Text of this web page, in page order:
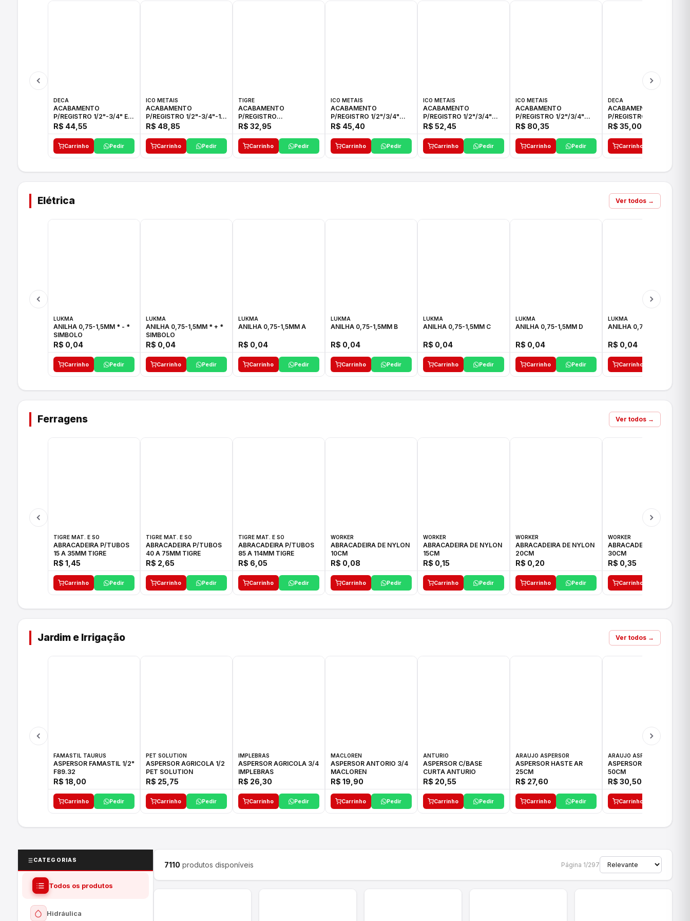
DECA
ACABAMENTO
P/REGISTRO 1/2"-3/4" E
1"C21.PQ DECA
R$ 44,55
Carrinho Pedir
ICO METAIS
ACABAMENTO
P/REGISTRO 1/2"-3/4"-1"
ACB M CS 33 ICO
R$ 48,85
Carrinho Pedir
TIGRE
ACABAMENTO
P/REGISTRO
1/2"-3/4"-1"ELLA CROSS
R$ 32,95
Carrinho Pedir
ICO METAIS
ACABAMENTO
P/REGISTRO 1/2"/3/4"
1416 ACB 33 E ICO
R$ 45,40
Carrinho Pedir
ICO METAIS
ACABAMENTO
P/REGISTRO 1/2"/3/4"
1416 C-50 ICO
R$ 52,45
Carrinho Pedir
ICO METAIS
ACABAMENTO
P/REGISTRO 1/2"/3/4"
ACB CS ALV E ICO
R$ 80,35
Carrinho Pedir
DECA
ACABAMENTO
P/REGISTRO 1/2"/3/4" C-
35 DECA
R$ 35,00
Carrinho
Elétrica Ver todos →
LUKMA
ANILHA 0,75-1,5MM * - *
SIMBOLO
R$ 0,04
Carrinho Pedir
LUKMA
ANILHA 0,75-1,5MM * + *
SIMBOLO
R$ 0,04
Carrinho Pedir
LUKMA
ANILHA 0,75-1,5MM A
R$ 0,04
Carrinho Pedir
LUKMA
ANILHA 0,75-1,5MM B
R$ 0,04
Carrinho Pedir
LUKMA
ANILHA 0,75-1,5MM C
R$ 0,04
Carrinho Pedir
LUKMA
ANILHA 0,75-1,5MM D
R$ 0,04
Carrinho Pedir
LUKMA
ANILHA 0,75-1,5MM E
R$ 0,04
Carrinho
Ferragens Ver todos →
TIGRE MAT. E SO
ABRACADEIRA P/TUBOS
15 A 35MM TIGRE
R$ 1,45
Carrinho Pedir
TIGRE MAT. E SO
ABRACADEIRA P/TUBOS
40 A 75MM TIGRE
R$ 2,65
Carrinho Pedir
TIGRE MAT. E SO
ABRACADEIRA P/TUBOS
85 A 114MM TIGRE
R$ 6,05
Carrinho Pedir
WORKER
ABRACADEIRA DE NYLON
10CM
R$ 0,08
Carrinho Pedir
WORKER
ABRACADEIRA DE NYLON
15CM
R$ 0,15
Carrinho Pedir
WORKER
ABRACADEIRA DE NYLON
20CM
R$ 0,20
Carrinho Pedir
WORKER
ABRACADEIRA DE NYLON
30CM
R$ 0,35
Carrinho
Jardim e Irrigação Ver todos →
FAMASTIL TAURUS
ASPERSOR FAMASTIL 1/2"
F89.32
R$ 18,00
Carrinho Pedir
PET SOLUTION
ASPERSOR AGRICOLA 1/2
PET SOLUTION
R$ 25,75
Carrinho Pedir
IMPLEBRAS
ASPERSOR AGRICOLA 3/4
IMPLEBRAS
R$ 26,30
Carrinho Pedir
MACLOREN
ASPERSOR ANTORIO 3/4
MACLOREN
R$ 19,90
Carrinho Pedir
ANTURIO
ASPERSOR C/BASE
CURTA ANTURIO
R$ 20,55
Carrinho Pedir
ARAUJO ASPERSOR
ASPERSOR HASTE AR
25CM
R$ 27,60
Carrinho Pedir
ARAUJO ASPERSOR
ASPERSOR HASTE AR
50CM
R$ 30,50
Carrinho
CATEGORIAS
Todos os produtos
Hidráulica
7110 produtos disponíveis Página 1/297